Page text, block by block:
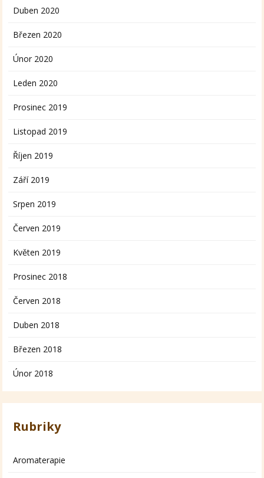
Duben 2020
Březen 2020
Únor 2020
Leden 2020
Prosinec 2019
Listopad 2019
Říjen 2019
Září 2019
Srpen 2019
Červen 2019
Květen 2019
Prosinec 2018
Červen 2018
Duben 2018
Březen 2018
Únor 2018
Rubriky
Aromaterapie